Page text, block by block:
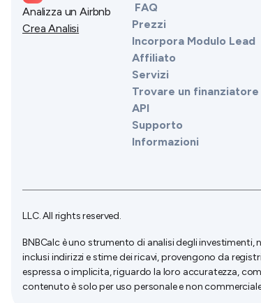
Analizza un Airbnb
Crea Analisi
FAQ
Prezzi
Incorpora Modulo Lead
Affiliato
Servizi
Trovare un finanziatore
API
Supporto
Informazioni
LLC. All rights reserved.
BNBCalc è uno strumento di analisi degli
inclusi indirizzi e stime dei ricavi, provengono da
espressa o implicita, riguardo la loro accuratezza,
contenuto è solo per uso personale e non